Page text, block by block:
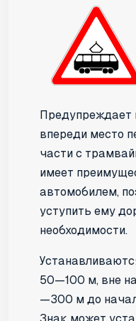
Предупреждает
впереди место
части с
имеет
автомобилем,
уступить ему
необходимости.
50—100 м, вне
—300 м до